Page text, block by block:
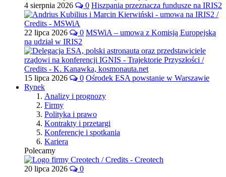
4 sierpnia 2026 0 Hiszpania przeznacza fundusze na IRIS2
22 lipca 2026 0 MSWiA – umowa z Komisją Europejską
na udział w IRIS2
15 lipca 2026 0 Ośrodek ESA powstanie w Warszawie
Rynek
Analizy i prognozy
Firmy
Polityka i prawo
Kontrakty i przetargi
Konferencje i spotkania
Kariera
Polecamy
20 lipca 2026 0